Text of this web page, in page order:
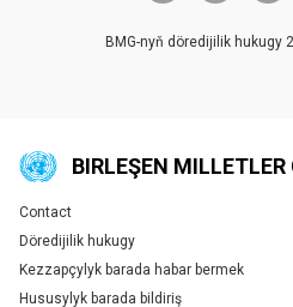
BMG-nyň döredijilik hukugy
BIRLEŞEN
Global U.N. menu
Contact
Döredijilik hukugy
Kezzapçylyk barada habar bermek
Hususylyk barada bildiriş